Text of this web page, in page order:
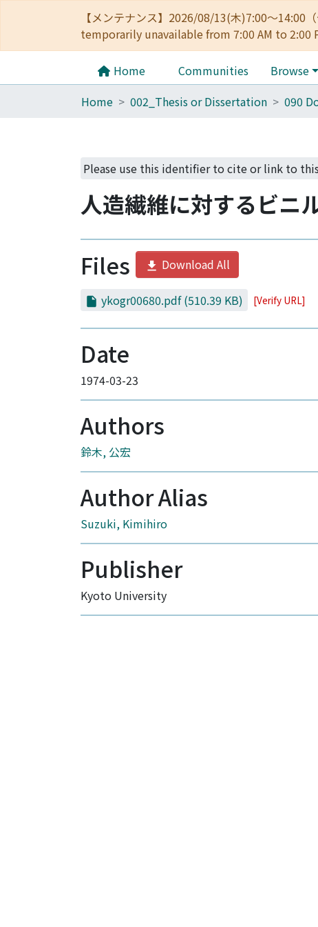
【メンテナンス】2026/08/13(木)7:00～
temporarily unavailable from 7:00 AM to
Home Communities Browse
Home
002_Thesis or Dissertation
Please use this identifier to cite or link to
人造繊維に対するビニ
Files
Download All
ykogr00680.pdf(510.39 KB) [Verify URL]
Date
1974-03-23
Authors
鈴木, 公宏
Author Alias
Suzuki, Kimihiro
Publisher
Kyoto University